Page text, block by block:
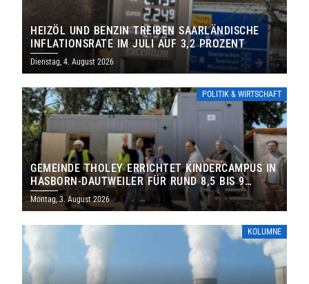
HEIZÖL UND BENZIN TREIBEN SAARLÄNDISCHE
INFLATIONSRATE IM JULI AUF 3,2 PROZENT
Dienstag, 4. August 2026
POLITIK & WIRTSCHAFT
GEMEINDE THOLEY ERRICHTET KINDERCAMPUS IN
HASBORN-DAUTWEILER FÜR RUND 8,5 BIS 9
MILLIONEN EURO
Montag, 3. August 2026
KOLUMNE